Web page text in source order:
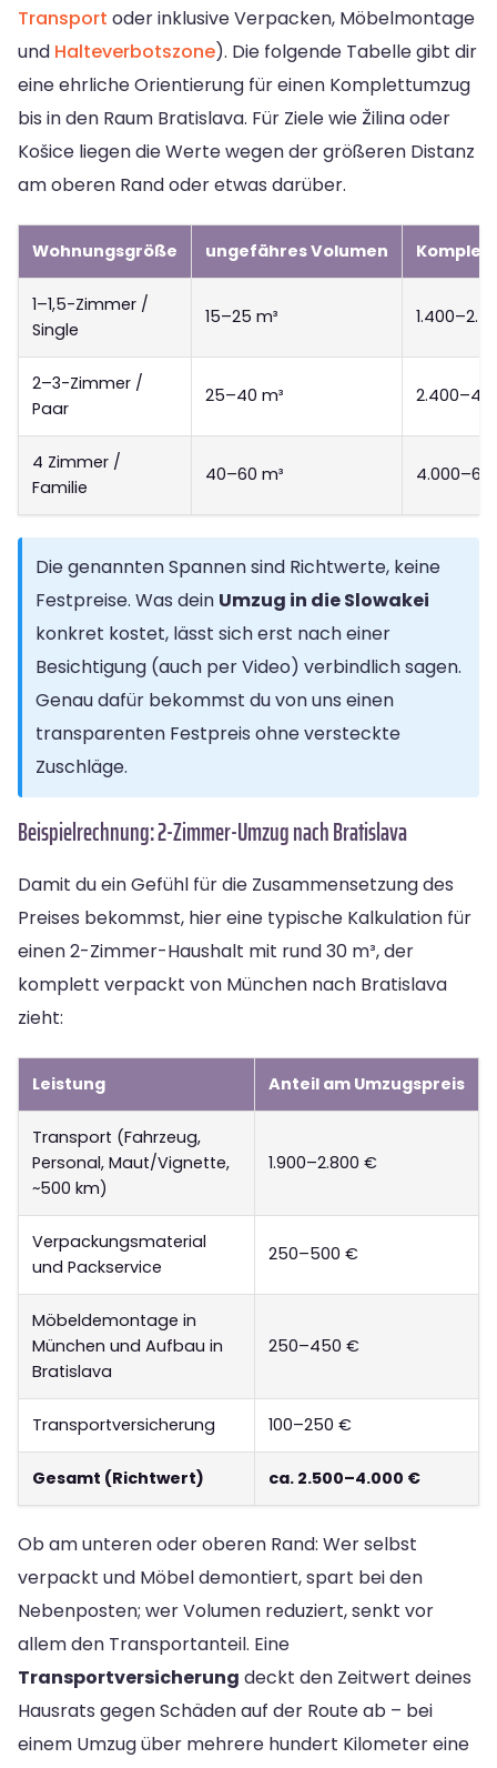
Transport oder inklusive Verpacken, Möbelmontage
und Halteverbotszone). Die folgende Tabelle gibt dir
eine ehrliche Orientierung für einen Komplettumzug
bis in den Raum Bratislava. Für Ziele wie Žilina oder
Košice liegen die Werte wegen der größeren Distanz
am oberen Rand oder etwas darüber.
Wohnungsgröße ungefähres Volumen
1–1,5-Zimmer /
Single
15–25 m³
2–3-Zimmer /
Paar
25–40 m³
4 Zimmer /
Familie
40–60 m³
Die genannten Spannen sind Richtwerte, keine
Festpreise. Was dein Umzug in die Slowakei
konkret kostet, lässt sich erst nach einer
Besichtigung (auch per Video) verbindlich sagen.
Genau dafür bekommst du von uns einen
transparenten Festpreis ohne versteckte
Zuschläge.
Beispielrechnung: 2-Zimmer-Umzug nach Bratislava
Damit du ein Gefühl für die Zusammensetzung des
Preises bekommst, hier eine typische Kalkulation für
einen 2-Zimmer-Haushalt mit rund 30 m³, der
komplett verpackt von München nach Bratislava
zieht:
Leistung Anteil am Umzugspreis
Transport (Fahrzeug,
Personal, Maut/Vignette,
~500 km)
1.900–2.800 €
Verpackungsmaterial
und Packservice
250–500 €
Möbeldemontage in
München und Aufbau in
Bratislava
250–450 €
Transportversicherung 100–250 €
Gesamt (Richtwert) ca. 2.500–4.000 €
Ob am unteren oder oberen Rand: Wer selbst
verpackt und Möbel demontiert, spart bei den
Nebenposten; wer Volumen reduziert, senkt vor
allem den Transportanteil. Eine
Transportversicherung deckt den Zeitwert deines
Hausrats gegen Schäden auf der Route ab – bei
einem Umzug über mehrere hundert Kilometer eine